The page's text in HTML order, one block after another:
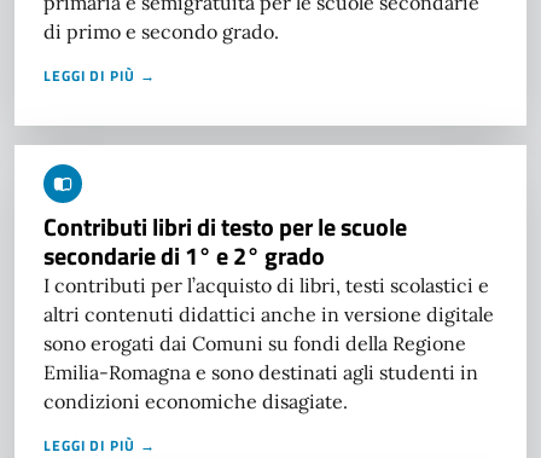
di primo e secondo grado.
LEGGI DI PIÙ →
Contributi libri di testo per le scuole
secondarie di 1° e 2° grado
I contributi per l’acquisto di libri, testi scolastici e
altri contenuti didattici anche in versione digitale
sono erogati dai Comuni su fondi della Regione
Emilia-Romagna e sono destinati agli studenti in
condizioni economiche disagiate.
LEGGI DI PIÙ →